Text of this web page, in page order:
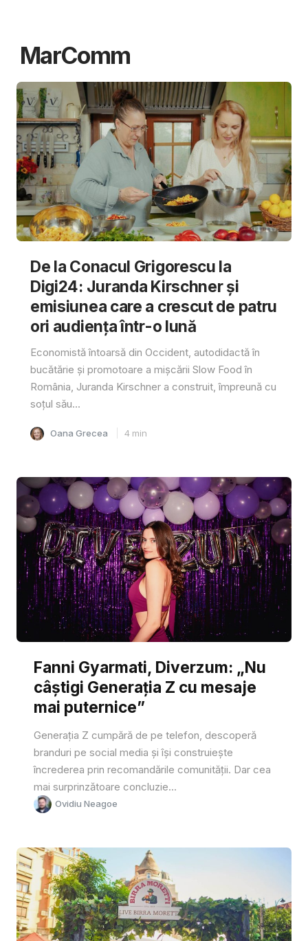
MarComm
De la Conacul Grigorescu la
Digi24: Juranda Kirschner și
emisiunea care a crescut de patru
ori audiența într-o lună
Economistă întoarsă din Occident, autodidactă în
bucătărie și promotoare a mișcării Slow Food în
România, Juranda Kirschner a construit, împreună cu
soțul său...
Oana Grecea 4 min
Fanni Gyarmati, Diverzum: „Nu
câștigi Generația Z cu mesaje
mai puternice”
Generația Z cumpără de pe telefon, descoperă
branduri pe social media și își construiește
încrederea prin recomandările comunității. Dar cea
mai surprinzătoare concluzie...
Ovidiu Neagoe